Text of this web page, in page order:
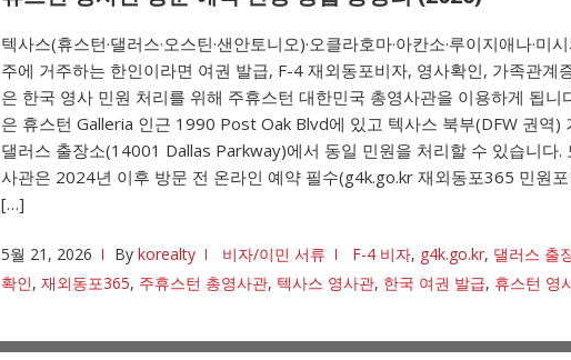
텍사스(휴스턴·댈러스·오스틴·샌안토니오)·오클라호마·아칸소·루이지애나·미
주에 거주하는 한인이라면 여권 발급, F-4 재외동포비자, 영사확인, 가족관계
은 한국 영사 민원 처리를 위해 주휴스턴 대한민국 총영사관을 이용하게 됩니
은 휴스턴 Galleria 인근 1990 Post Oak Blvd에 있고 텍사스 북부(DFW 권역)
댈러스 출장소(14001 Dallas Parkway)에서 동일 민원을 처리할 수 있습니다.
사관은 2024년 이후 방문 전 온라인 예약 필수(g4k.go.kr 재외동포365 민원
[…]
5월 21, 2026 By korealty 비자/이민 서류 F-4 비자, g4k.go.kr, 댈러스 출
확인, 재외동포365, 주휴스턴 총영사관, 텍사스 영사관, 한국 여권 발급, 휴스턴 영